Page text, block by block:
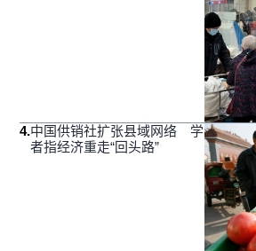
4.中国供销社扩张县域网络 学
者指经济重走“回头路”